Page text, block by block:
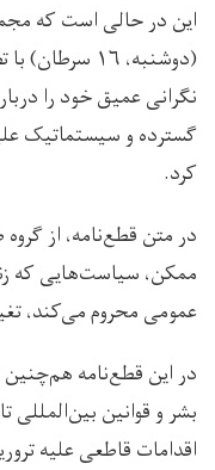
این در حالی است که
(دوشنبه، ۱۶
نگرانی عمیق خود را
گسترده و سیستماتیک
کرد.
در متن قطع‌نامه، از
ممکن، سیاست‌هایی که
عمومی محروم می‌کند،
در این قطع‌نامه هم‌چنین
بشر و قوانین بین‌المللی
اقدامات قاطعی علیه